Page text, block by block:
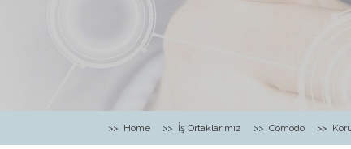
Home İş Ortaklarımız Comodo